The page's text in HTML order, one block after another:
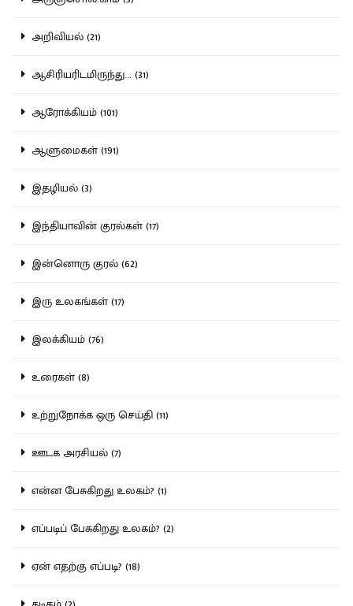
அறிவியல் (21)
ஆசிரியரிடமிருந்து... (31)
ஆரோக்கியம் (101)
ஆளுமைகள் (191)
இதழியல் (3)
இந்தியாவின் குரல்கள் (17)
இன்னொரு குரல் (62)
இரு உலகங்கள் (17)
இலக்கியம் (76)
உரைகள் (8)
உற்றுநோக்க ஒரு செய்தி (11)
ஊடக அரசியல் (7)
என்ன பேசுகிறது உலகம்? (1)
எப்படிப் பேசுகிறது உலகம்? (2)
ஏன் எதற்கு எப்படி? (18)